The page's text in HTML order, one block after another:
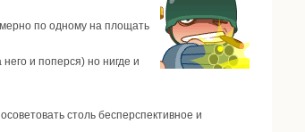
по одному на площать
и поперся) но нигде и
столь бесперспективное и